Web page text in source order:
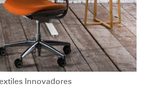
Innovadores